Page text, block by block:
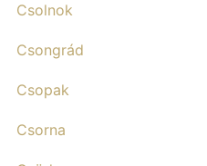
Csolnok
Csongrád
Csopak
Csorna